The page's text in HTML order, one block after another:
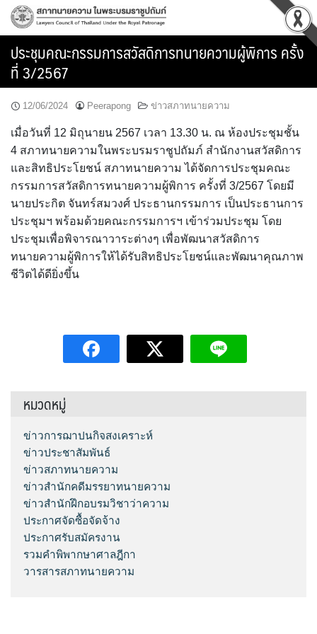
Skip
ประชุมคณะกรรมการสวัสดิการทนายความผู้พิการ ครั้ง
ที่ 3/2567
12/06/2024 Peerapong ข่าวสภาทนายความ
เมื่อวันที่ 12 มิถุนายน 2567 เวลา 13.30 น. ณ ห้องประชุมชั้น
4 สภาทนายความในพระบรมราชูปถัมภ์ สำนักงานสวัสดิการ
และสิทธิประโยชน์ สภาทนายความ ได้จัดการประชุมคณะ
กรรมการสวัสดิการทนายความผู้พิการ ครั้งที่ 3/2567 โดยมี
นายประกิต จันทร์สมวงศ์ ประธานกรรมการ เป็นประธานการ
ประชุมฯ พร้อมด้วยคณะกรรมการฯ เข้าร่วมประชุม โดย
ประชุมเพื่อพิจารณาวาระต่างๆ เพื่อพัฒนาสวัสดิการ
ทนายความผู้พิการให้ได้รับสิทธิประโยชน์และพัฒนาคุณภาพ
ชีวิตได้ดียิ่งขึ้น
หมวดหมู่
ข่าวการฌาปนกิจสงเคราะห์
ข่าวประชาสัมพันธ์
ข่าวสภาทนายความ
ข่าวสำนักคดีมรรยาทนายความ
ข่าวสำนักฝึกอบรมวิชาว่าความ
ประกาศจัดซื้อจัดจ้าง
ประกาศรับสมัครงาน
รวมคำพิพากษาศาลฎีกา
วารสารสภาทนายความ